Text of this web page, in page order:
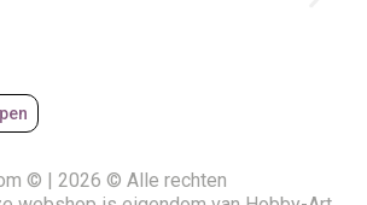
© | 2026 © Alle rechten